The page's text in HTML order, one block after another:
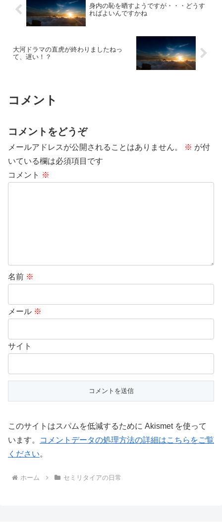
身内の恥を晒すようですが・・・どうす
ればよいんですかね
大河ドラマの直虎が終わりましたねっ
て、遅い！？
コメント
コメントをどうぞ
メールアドレスが公開されることはありません。 ※ が付
いている欄は必須項目です
コメント ※
名前 ※
メール ※
サイト
このサイトはスパムを低減するために Akismet を使って
います。
コメントデータの処理方法の詳細はこちらをご覧
ください。
ホーム セミリタイアの日常